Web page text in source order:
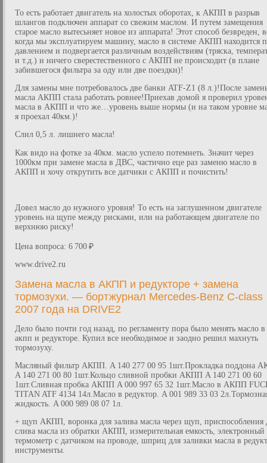
То есть работает двигатель на холостых оборотах, к АКПП в разрыв
шлангов подключен аппарат со свежим маслом. И путем замещения
старое масло вытесьняет новое из аппарата! Этот способ безвреден,
когда мы эксплуатируем машину, масло в системе АКПП находится
давлением и подвергается различным воздействиям (тряска,
и т.д.) и ничего сверестественного с АКПП не происходит (в плане
забившегося фильтра за оду или две поездки)!
Для замены мне потребовалось две банки ATF-Z1 (8 л.)!После
масла АКПП стала работать ровнее!Приехав домой я проверил
масла в АКПП и что же…уровень выше нормы (и на таком уровне
я проехал 40км.)!
Слил 0,5 л. лишнего масла!
Как видо на фотке за 40км. масло успело потемнеть. Значит через
1000км при замене масла в ДВС, частично еце раз заменю масло в
АКПП и хочу открутить все датчики с АКПП и почистить!
Довел масло до нужного уровня! То есть на заглушенном двигателе
уровень на щупе между рисками, или на работающем двигателе по
верхнюю риску!
Цена вопроса: 6 700 ₽
www.drive2.ru
Замена масла в АКПП и редукторе + замена
тормозухи. — бортжурнал Mercedes-Benz C-class
2007 года на DRIVE2
Дело было почти год назад, по регламенту пора было менять масло в
акпп и редукторе. Купил все необходимое и заодно решил махнуть
тормозуху.
Масляный фильтр АКПП. A 140 277 00 95 1шт.Прокладка поддона
A 140 271 00 80 1шт.Кольцо сливной пробки АКПП A 140 271 00 60
1шт.Сливная пробка АКПП A 000 997 65 32 1шт.Масло в АКПП
TITAN ATF 4134 14л.Масло в редуктор. A 001 989 33 03
жидкость. A 000 989 08 07 1л.
+ щуп АКПП, воронка для залива масла через щуп, приспособления
слива масла из обратки АКПП, измерительная емкость, электронный
термометр с датчиком на проводе, шприц для заливки масла в
инструменты.